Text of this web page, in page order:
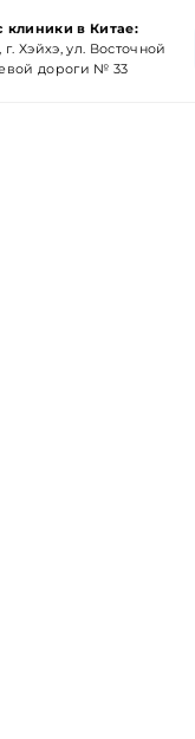
клиники в Китае:
г. Хэйхэ, ул. Восточной
дороги № 33